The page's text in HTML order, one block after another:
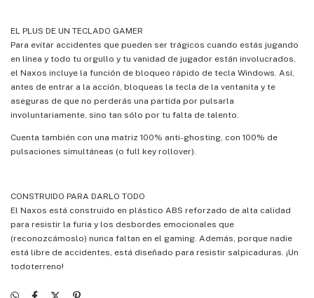
EL PLUS DE UN TECLADO GAMER
Para evitar accidentes que pueden ser trágicos cuando estás jugando
en línea y todo tu orgullo y tu vanidad de jugador están involucrados,
el Naxos incluye la función de bloqueo rápido de tecla Windows. Así,
antes de entrar a la acción, bloqueas la tecla de la ventanita y te
aseguras de que no perderás una partida por pulsarla
involuntariamente, sino tan sólo por tu falta de talento.
Cuenta también con una matriz 100% anti-ghosting, con 100% de
pulsaciones simultáneas (o full key rollover).
CONSTRUIDO PARA DARLO TODO
El Naxos está construido en plástico ABS reforzado de alta calidad
para resistir la furia y los desbordes emocionales que
(reconozcámoslo) nunca faltan en el gaming. Además, porque nadie
está libre de accidentes, está diseñado para resistir salpicaduras. ¡Un
todoterreno!